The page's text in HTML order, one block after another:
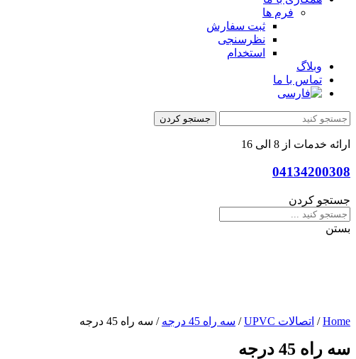
فرم ها
ثبت سفارش
نظرسنجی
استخدام
وبلاگ
تماس با ما
جستجو کردن
ارائه خدمات از 8 الی 16
04134200308
جستجو کردن
بستن
Home
/ اتصالات UPVC / سه راه 45 درجه / سه راه 45 درجه
سه راه 45 درجه